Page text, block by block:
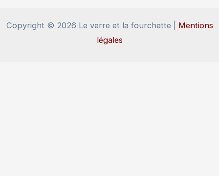
Copyright © 2026 Le verre et la fourchette | Mentions
légales